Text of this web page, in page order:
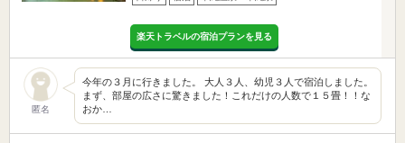
楽天トラベルの宿泊プランを見る
匿名
今年の３月に行きました。 大人３人、幼児３人で宿泊しました。
まず、部屋の広さに驚きました！これだけの人数で１５畳！！な
おか…